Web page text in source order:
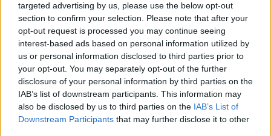
targeted advertising by us, please use the below opt-out
section to confirm your selection. Please note that after your
opt-out request is processed you may continue seeing
interest-based ads based on personal information utilized by
us or personal information disclosed to third parties prior to
your opt-out. You may separately opt-out of the further
disclosure of your personal information by third parties on the
IAB’s list of downstream participants. This information may
also be disclosed by us to third parties on the IAB’s List of
Downstream Participants that may further disclose it to other
Jövő hét elején eldőlhet, ki tölti be a köztársasági elnöki
tisztséget. Az alaptörvényben rögzített harmincnapos
határidő...
Magyarország